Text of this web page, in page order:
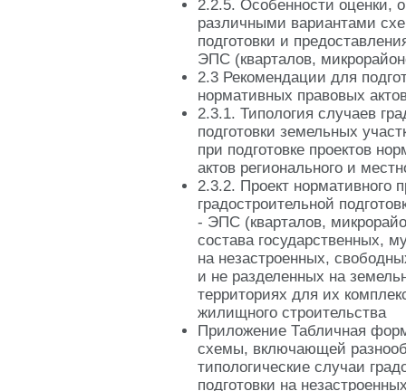
2.2.5. Особенности оценки,
различными вариантами
подготовки и
ЭПС (кварталов,
2.3 Рекомендации для
нормативных правовых
2.3.1. Типология случаев
подготовки земельных
при подготовке проектов
актов регионального и
2.3.2. Проект нормативного
градостроительной
- ЭПС (кварталов,
состава государственных,
на незастроенных,
и не разделенных на
территориях для их
жилищного строительства
Приложение Табличная
схемы, включающей
типологические случаи
подготовки на